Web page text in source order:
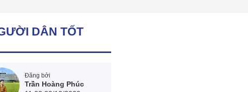
DÂN TỐT
Đăng bởi
Trần Hoàng Phúc